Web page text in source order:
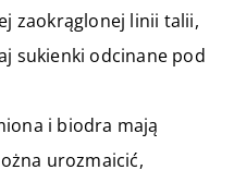
zaokrąglonej linii talii,
sukienki odcinane pod
i biodra mają
urozmaicić,